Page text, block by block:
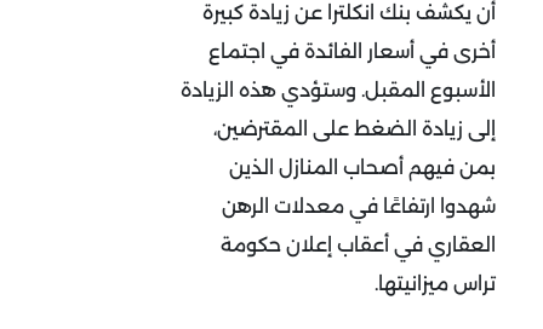
أن يكشف بنك انكلترا عن زيادة كبيرة
أخرى في أسعار الفائدة في اجتماع
الأسبوع المقبل. وستؤدي هذه الزيادة
إلى زيادة الضغط على المقترضين،
بمن فيهم أصحاب المنازل الذين
شهدوا ارتفاعًا في معدلات الرهن
العقاري في أعقاب إعلان حكومة
تراس ميزانيتها.